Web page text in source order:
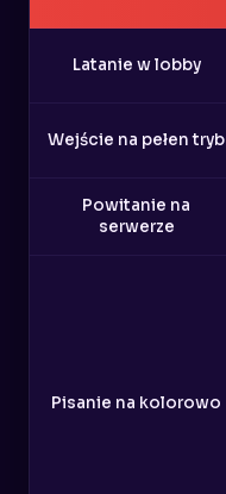
Latanie w lobby
Wejście na pełen tryb
Powitanie na
serwerze
Pisanie na kolorowo